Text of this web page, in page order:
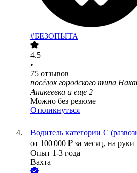
#БЕЗОПЫТА
4.5
•
75 отзывов
посёлок городского типа
Аникеевка и еще 2
Можно без резюме
Откликнуться
Водитель категории С
от 100 000 ₽ за месяц, на руки
Опыт 1-3 года
Вахта